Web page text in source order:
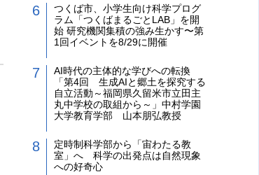
つくば市、小学生向け科学プログ
ラム「つくばまるごとLAB」を開
始 研究機関集積の強み生かす〜第
1回イベントを8/29に開催
AI時代の主体的な学びへの転換
「第4回 生成AIと郷土を探究する
自立活動～福岡県久留米市立田主
丸中学校の取組から～」中村学園
大学教育学部 山本朋弘教授
定時制科学部から「宙わたる教
室」へ 科学の出発点は自然現象
への好奇心